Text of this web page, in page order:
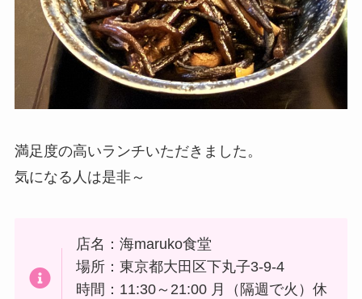
満足度の高いランチいただきました。
気になる人は是非～
店名：海maruko食堂
場所：東京都大田区下丸子3-9-4
時間：11:30～21:00 月（隔週で火）休